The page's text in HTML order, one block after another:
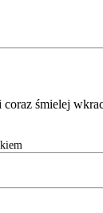
śmielej